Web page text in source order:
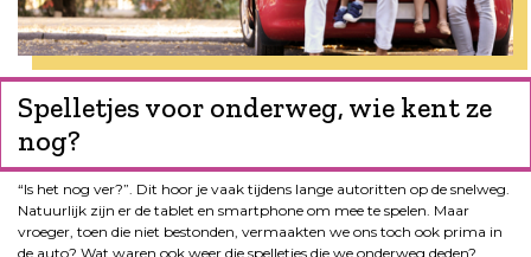
Spelletjes voor onderweg, wie kent ze
nog?
“Is het nog ver?”. Dit hoor je vaak tijdens lange autoritten op de snelweg.
Natuurlijk zijn er de tablet en smartphone om mee te spelen. Maar
vroeger, toen die niet bestonden, vermaakten we ons toch ook prima in
de auto? Wat waren ook weer die spelletjes die we onderweg deden?